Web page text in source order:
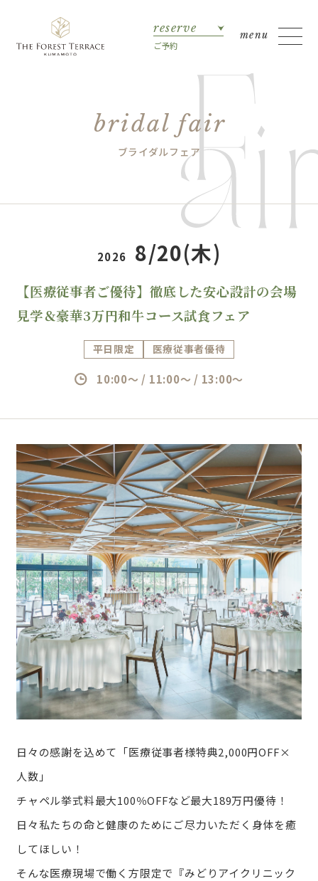
reserve
ご予約
bridal fair
ブライダルフェア
2026 8/20(木)
【医療従事者ご優待】徹底した安心設計の会場
見学＆豪華3万円和牛コース試食フェア
平日限定 医療従事者優待
10:00～ / 11:00～ / 13:00～
日々の感謝を込めて「医療従事者様特典2,000円OFF×
人数」
チャペル挙式料最大100％OFFなど最大189万円優待！
日々私たちの命と健康のためにご尽力いただく身体を癒
してほしい！
そんな医療現場で働く方限定で『みどりアイクリニック